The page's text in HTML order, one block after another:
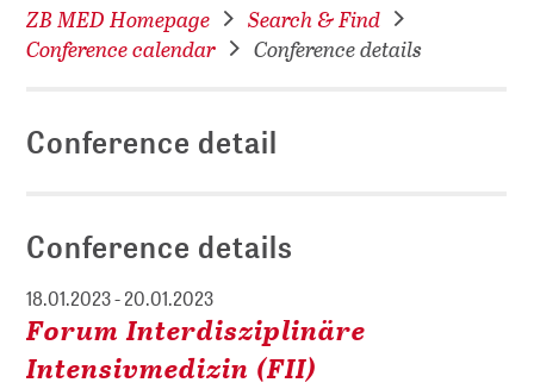
ZB MED Homepage
Search & Find
Conference calendar
Conference details
Conference detail
Conference details
18.01.2023 - 20.01.2023
Forum Interdisziplinäre
Intensivmedizin (FII)